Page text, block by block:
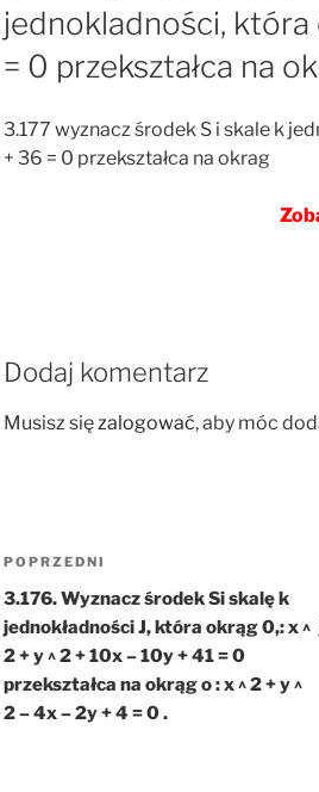
jednokladności, która
= 0 przekształca na
3.177 wyznacz środek S i skale k
+ 36 = 0 przekształca na okrag
Dodaj komentarz
Musisz sięzalogować, aby móc
Nawigacja
wpisu
Poprzedni
wpis
POPRZEDNI
3.176. Wyznacz środek Si skalę k
jednokładności J, która okrąg 0,: x ^
2 + y ^ 2 + 10x – 10y + 41 = 0
przekształca na okrąg o : x ^ 2 + y ^
2 – 4x – 2y + 4 = 0 .